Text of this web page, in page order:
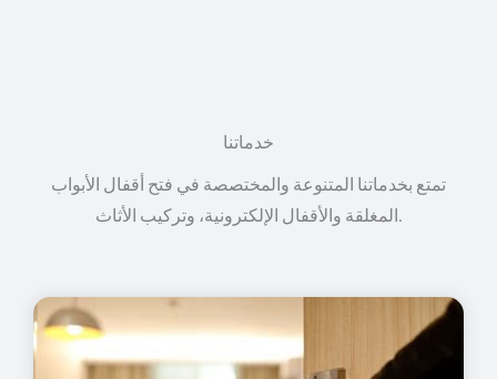
خدماتنا
تمتع بخدماتنا المتنوعة والمختصصة في فتح أقفال الأبواب